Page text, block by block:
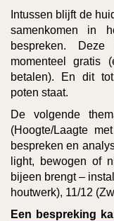
Intussen blijft de
samenkomen in
bespreken.
momenteel gratis
betalen). En dit
poten staat.
De volgende
(Hoogte/Laagte
bespreken en
light, bewogen of
bijeen brengt –
houtwerk), 11/12
Een bespreking